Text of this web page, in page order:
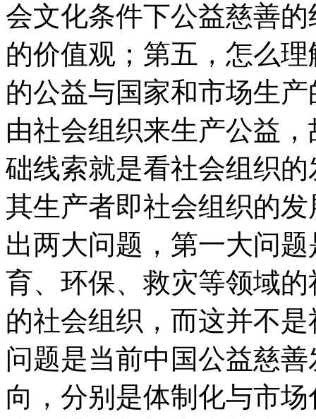
会文化条件下公益慈善
的价值观；第五，怎么
的公益与国家和市场生
由社会组织来生产公益
础线索就是看社会组织
其生产者即社会组织的
出两大问题，第一大问
育、环保、救灾等领域
的社会组织，而这并不
问题是当前中国公益慈
向，分别是体制化与市